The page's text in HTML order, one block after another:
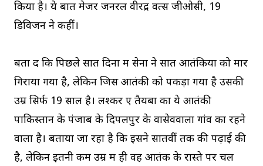
किया है। ये बातें मेजर जनरल वीरेंद्र वत्स जीओसी, 19
डिविजन ने कहीं।
बता दें कि पिछले सात दिनों में सेना ने सात आतंकियों को मार
गिराया गया है, लेकिन जिस आतंकी को पकड़ा गया है उसकी
उम्र सिर्फ 19 साल है। लश्कर ए तैयबा का ये आतंकी
पाकिस्तान के पंजाब के दिपलपुर के वासेववाला गांव का रहने
वाला है। बताया जा रहा है कि इसने सातवीं तक की पढ़ाई की
है, लेकिन इतनी कम उम्र में ही वह आतंक के रास्ते पर चल